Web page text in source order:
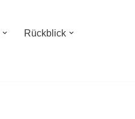
Rückblick